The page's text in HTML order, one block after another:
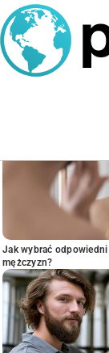
Jak wybrać
mężczyzn?